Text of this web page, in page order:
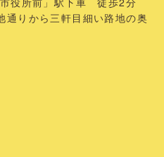
から三軒目細い路地の奥